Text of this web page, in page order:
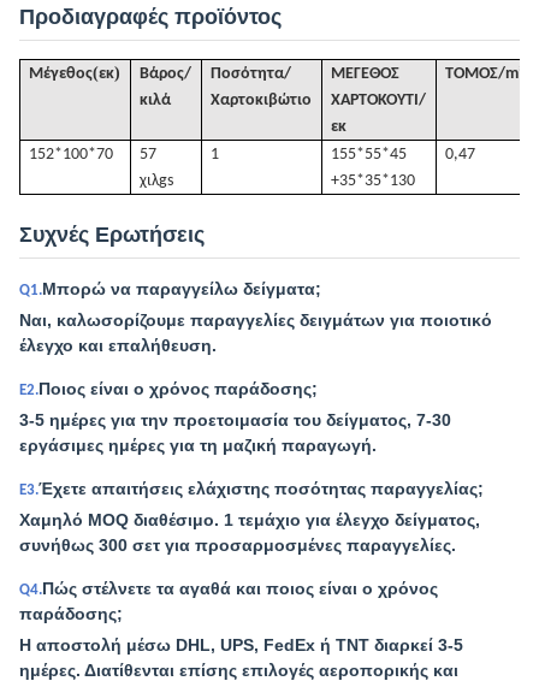
Προδιαγραφές προϊόντος
Μέγεθος(εκ)
Βάρος/
κιλά
Ποσότητα/
Χαρτοκιβώτιο
ΜΕΓΕΘΟΣ
ΧΑΡΤΟΚΟΥΤΙ/
εκ
ΤΟΜΟΣ/m³
152*100*70
57
χιλgs
1
155*55*45
+35*35*130
0,47
Συχνές Ερωτήσεις
Q1.Μπορώ να παραγγείλω δείγματα;
Ναι, καλωσορίζουμε παραγγελίες δειγμάτων για ποιοτικό
έλεγχο και επαλήθευση.
Ε2.Ποιος είναι ο χρόνος παράδοσης;
3-5 ημέρες για την προετοιμασία του δείγματος, 7-30
εργάσιμες ημέρες για τη μαζική παραγωγή.
Ε3.Έχετε απαιτήσεις ελάχιστης ποσότητας παραγγελίας;
Χαμηλό MOQ διαθέσιμο. 1 τεμάχιο για έλεγχο δείγματος,
συνήθως 300 σετ για προσαρμοσμένες παραγγελίες.
Q4.Πώς στέλνετε τα αγαθά και ποιος είναι ο χρόνος
παράδοσης;
Η αποστολή μέσω DHL, UPS, FedEx ή TNT διαρκεί 3-5
ημέρες. Διατίθενται επίσης επιλογές αεροπορικής και